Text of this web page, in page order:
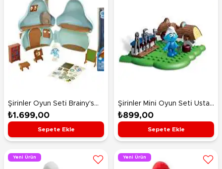
Şi̇ri̇nler Oyun Seti̇ Brainy's
Mushroom House
₺1.699,00
Sepete Ekle
Şi̇ri̇nler Mi̇ni̇ Oyun Seti̇ Usta
Şirin
₺899,00
Sepete Ekle
Yeni Ürün Yeni Ürün